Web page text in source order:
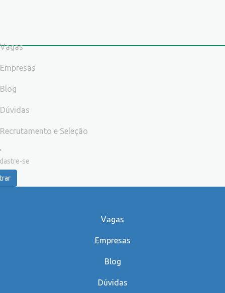
Vagas
Empresas
Blog
Dúvidas
Recrutamento e Seleção
se
Vagas
Empresas
Blog
Dúvidas